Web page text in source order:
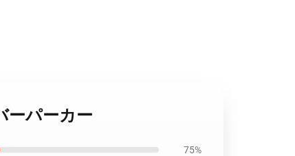
ーパーカー
75%